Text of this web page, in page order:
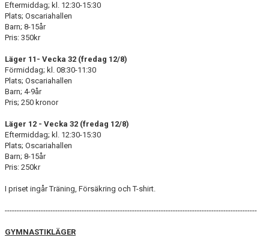
Eftermiddag; kl. 12:30-15:30
Plats; Oscariahallen
Barn; 8-15år
Pris: 350kr
Läger 11- Vecka 32 (fredag 12/8)
Förmiddag; kl. 08:30-11:30
Plats; Oscariahallen
Barn; 4-9år
Pris; 250 kronor
Läger 12 - Vecka 32 (fredag 12/8)
Eftermiddag; kl. 12:30-15:30
Plats; Oscariahallen
Barn; 8-15år
Pris: 250kr
I priset ingår Träning, Försäkring och T-shirt.
---------------------------------------------------------------------------------------------------------
GYMNASTIKLÄGER